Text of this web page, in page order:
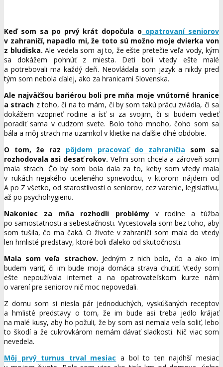
Keď som sa po prvý krát dopočula o opatrovaní seniorov
v zahraničí, napadlo mi, že toto sú možno moje dvierka von
z bludiska. Ale vedela som aj to, že ešte pretečie veľa vody, kým
sa dokážem pohnúť z miesta. Deti boli vtedy ešte malé
a potrebovali ma každý deň. Neovládala som jazyk a nikdy pred
tým som nebola ďalej, ako za hranicami Slovenska.
Ale najväčšou bariérou boli pre mňa moje vnútorné hranice
a strach z toho, či na to mám, či by som takú prácu zvládla, či sa
dokážem vzoprieť rodine a ísť si za svojim, či si budem vedieť
poradiť sama v cudzom svete. Bolo toho mnoho, čoho som sa
bála a môj strach ma uzamkol v klietke na ďalšie dlhé obdobie.
O tom, že raz pôjdem pracovať do zahraničia som sa
rozhodovala asi desať rokov. Veľmi som chcela a zároveň som
mala strach. Čo by som bola dala za to, keby som vtedy mala
v rukách nejakého uceleného sprievodcu, v ktorom nájdem od
A po Z všetko, od starostlivosti o seniorov, cez varenie, legislatívu,
až po psychohygienu.
Nakoniec za mňa rozhodli problémyv rodine a túžba
po samostatnosti a sebestačnosti. Vycestovala som bez toho, aby
som tušila, čo ma čaká. O živote v zahraničí som mala do vtedy
len hmlisté predstavy, ktoré boli ďaleko od skutočnosti.
Mala som veľa strachov. Jedným z nich bolo, čo a ako im
budem variť, či im bude moja domáca strava chutiť. Vtedy som
ešte nepoužívala internet a na opatrovateľskom kurze nám
o varení pre seniorov nič moc nepovedali.
Z domu som si niesla pár jednoduchých, vyskúšaných receptov
a hmlisté predstavy o tom, že im bude asi treba jedlo krájať
na malé kusy, aby ho požuli, že by som asi nemala veľa soliť, lebo
to škodí a že cukrovkárom nemám dávať sladkosti. Nič viac som
nevedela.
Môj prvý turnus trval mesiac a bol to ten najdhší mesiac